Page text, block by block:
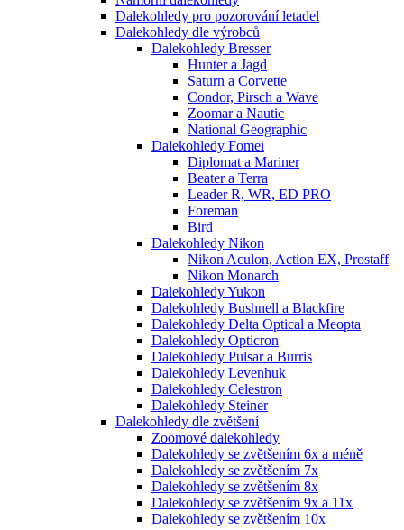
Dalekohledy pro pozorování letadel
Dalekohledy dle výrobců
Dalekohledy Bresser
Hunter a Jagd
Saturn a Corvette
Condor, Pirsch a Wave
Zoomar a Nautic
National Geographic
Dalekohledy Fomei
Diplomat a Mariner
Beater a Terra
Leader R, WR, ED PRO
Foreman
Bird
Dalekohledy Nikon
Nikon Aculon, Action EX, Prostaff
Nikon Monarch
Dalekohledy Yukon
Dalekohledy Bushnell a Blackfire
Dalekohledy Delta Optical a Meopta
Dalekohledy Opticron
Dalekohledy Pulsar a Burris
Dalekohledy Levenhuk
Dalekohledy Celestron
Dalekohledy Steiner
Dalekohledy dle zvětšení
Zoomové dalekohledy
Dalekohledy se zvětšením 6x a méně
Dalekohledy se zvětšením 7x
Dalekohledy se zvětšením 8x
Dalekohledy se zvětšením 9x a 11x
Dalekohledy se zvětšením 10x